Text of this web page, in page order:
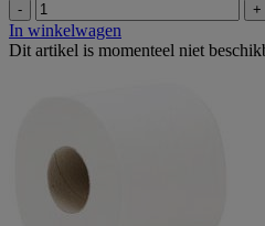
- +
In winkelwagen
Dit artikel is momenteel niet